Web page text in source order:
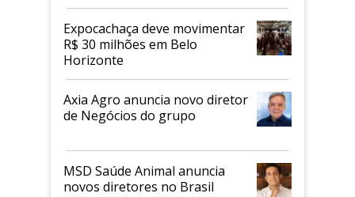
Expocachaça deve movimentar
R$ 30 milhões em Belo
Horizonte
Axia Agro anuncia novo diretor
de Negócios do grupo
MSD Saúde Animal anuncia
novos diretores no Brasil